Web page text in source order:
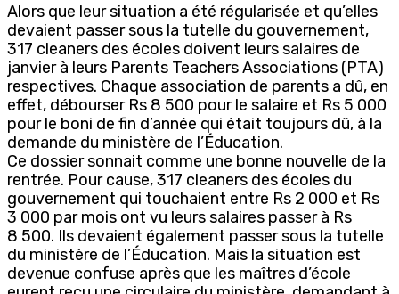
Alors que leur situation a été régularisée et qu’elles
devaient passer sous la tutelle du gouvernement,
317 cleaners des écoles doivent leurs salaires de
janvier à leurs Parents Teachers Associations (PTA)
respectives. Chaque association de parents a dû, en
effet, débourser Rs 8 500 pour le salaire et Rs 5 000
pour le boni de fin d’année qui était toujours dû, à la
demande du ministère de l’Éducation.
Ce dossier sonnait comme une bonne nouvelle de la
rentrée. Pour cause, 317 cleaners des écoles du
gouvernement qui touchaient entre Rs 2 000 et Rs
3 000 par mois ont vu leurs salaires passer à Rs
8 500. Ils devaient également passer sous la tutelle
du ministère de l’Éducation. Mais la situation est
devenue confuse après que les maîtres d’école